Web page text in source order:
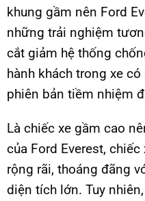
khung gầm nên Ford
những trải nghiệm
cắt giảm hệ thống
hành khách trong xe
phiên bản tiềm nhiệm
Là chiếc xe gầm cao
của Ford Everest,
rộng rãi, thoáng đãng
diện tích lớn. Tuy